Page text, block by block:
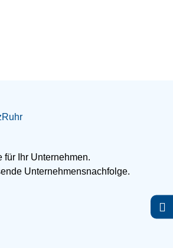
für Ihr Unternehmen.
Unternehmensnachfolge.